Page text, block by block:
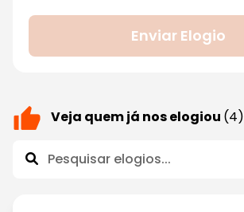
Veja quem já nos elogiou (4)
Enviar Elogio